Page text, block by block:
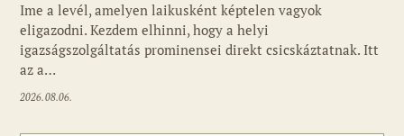
Ime a levél, amelyen laikusként képtelen vagyok
eligazodni. Kezdem elhinni, hogy a helyi
igazságszolgáltatás prominensei direkt csicskáztatnak. Itt
az a…
2026.08.06.